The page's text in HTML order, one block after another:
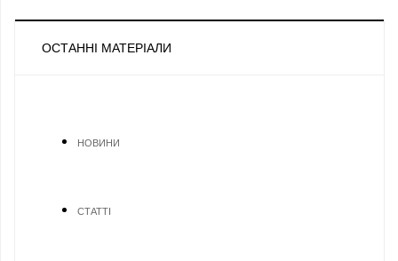
ОСТАННІ МАТЕРІАЛИ
НОВИНИ
СТАТТІ